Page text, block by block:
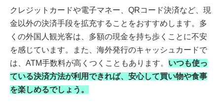
クレジットカードや電子マネー、QRコード決済など、現
金以外の決済手段を拡充することをおすすめします。多
くの外国人観光客は、多額の現金を持ち歩くことに不安
を感じています。また、海外発行のキャッシュカードで
は、ATM手数料が高くつくこともあります。 いつも使っ
ている決済方法が利用できれば、安心して買い物や食事
を楽しめるでしょう。